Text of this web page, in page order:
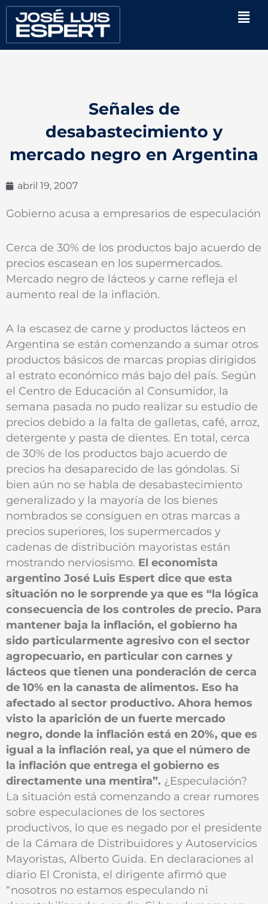
contenido
Señales de
desabastecimiento y
mercado negro en Argentina
abril 19, 2007
Gobierno acusa a empresarios de especulación
Cerca de 30% de los productos bajo acuerdo de
precios escasean en los supermercados.
Mercado negro de lácteos y carne refleja el
aumento real de la inflación.
A la escasez de carne y productos lácteos en
Argentina se están comenzando a sumar otros
productos básicos de marcas propias dirigidos
al estrato económico más bajo del país. Según
el Centro de Educación al Consumidor, la
semana pasada no pudo realizar su estudio de
precios debido a la falta de galletas, café, arroz,
detergente y pasta de dientes. En total, cerca
de 30% de los productos bajo acuerdo de
precios ha desaparecido de las góndolas. Si
bien aún no se habla de desabastecimiento
generalizado y la mayoría de los bienes
nombrados se consiguen en otras marcas a
precios superiores, los supermercados y
cadenas de distribución mayoristas están
mostrando nerviosismo. El economista
argentino José Luis Espert dice que esta
situación no le sorprende ya que es “la lógica
consecuencia de los controles de precio. Para
mantener baja la inflación, el gobierno ha
sido particularmente agresivo con el sector
agropecuario, en particular con carnes y
lácteos que tienen una ponderación de cerca
de 10% en la canasta de alimentos. Eso ha
afectado al sector productivo. Ahora hemos
visto la aparición de un fuerte mercado
negro, donde la inflación está en 20%, que es
igual a la inflación real, ya que el número de
la inflación que entrega el gobierno es
directamente una mentira”. ¿Especulación?
La situación está comenzando a crear rumores
sobre especulaciones de los sectores
productivos, lo que es negado por el presidente
de la Cámara de Distribuidores y Autoservicios
Mayoristas, Alberto Guida. En declaraciones al
diario El Cronista, el dirigente afirmó que
“nosotros no estamos especulando ni